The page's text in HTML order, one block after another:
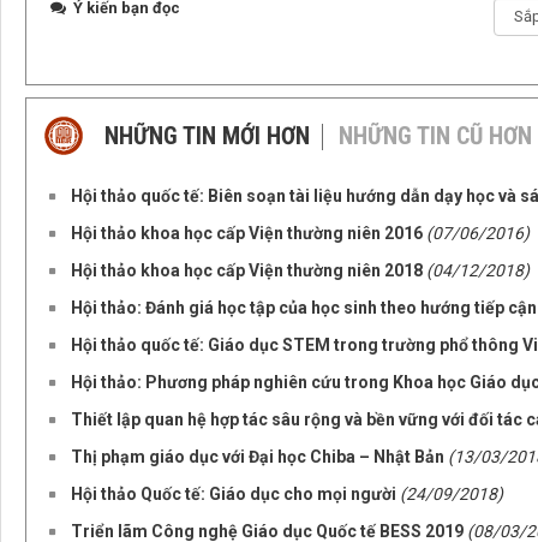
Ý kiến bạn đọc
NHỮNG TIN MỚI HƠN NHỮNG TIN CŨ HƠN
Hội thảo quốc tế: Biên soạn tài liệu hướng dẫn dạy học và
Hội thảo khoa học cấp Viện thường niên 2016 (07/06/2016)
Hội thảo khoa học cấp Viện thường niên 2018 (04/12/2018)
Hội thảo: Đánh giá học tập của học sinh theo hướng tiếp
Hội thảo quốc tế: Giáo dục STEM trong trường phổ thông
Hội thảo: Phương pháp nghiên cứu trong Khoa học Giáo
Thiết lập quan hệ hợp tác sâu rộng và bền vững với đối tác
Thị phạm giáo dục với Đại học Chiba – Nhật Bản (13/03/
Hội thảo Quốc tế: Giáo dục cho mọi người (24/09/2018)
Triển lãm Công nghệ Giáo dục Quốc tế BESS 2019 (08/03/